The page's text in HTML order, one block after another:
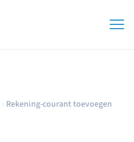
› Rekening-courant toevoegen